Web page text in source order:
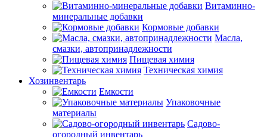
Витаминно-
минеральные добавки
Кормовые добавки
Масла,
смазки, автопринадлежности
Пищевая химия
Техническая химия
Хозинвентарь
Емкости
Упаковочные
материалы
Садово-
огородный инвентарь